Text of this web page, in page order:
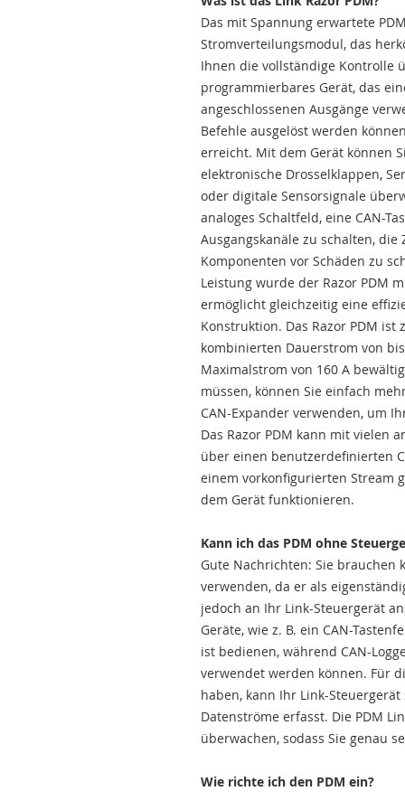
Das mit Spannung erwartete
Stromverteilungsmodul, das
Ihnen die vollständige Kontrolle
programmierbares Gerät, das
angeschlossenen Ausgänge
Befehle ausgelöst werden
erreicht. Mit dem Gerät können
elektronische Drosselklappen,
oder digitale Sensorsignale
analoges Schaltfeld, eine CAN-
Ausgangskanäle zu schalten,
Komponenten vor Schäden zu
Leistung wurde der Razor PDM
ermöglicht gleichzeitig eine
Konstruktion. Das Razor PDM
kombinierten Dauerstrom von
Maximalstrom von 160 A
müssen, können Sie einfach
CAN-Expander verwenden, um
Das Razor PDM kann mit vielen
über einen benutzerdefinierten
einem vorkonfigurierten Stream
dem Gerät funktionieren.
Kann ich das PDM ohne
Gute Nachrichten: Sie brauchen
verwenden, da er als
jedoch an Ihr Link-Steuergerät
Geräte, wie z. B. ein CAN-
ist bedienen, während CAN-
verwendet werden können. Für
haben, kann Ihr Link-
Datenströme erfasst. Die PDM
überwachen, sodass Sie genau
Wie richte ich den PDM ein?